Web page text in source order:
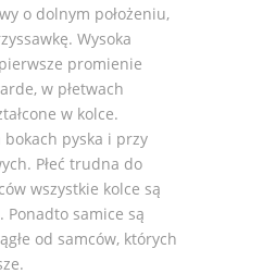
o dolnym położeniu,
Wysoka
promienie
w płetwach
w kolce.
bokach pyska i przy
Płeć trudna do
wszystkie kolce są
Ponadto samice są
od samców, których